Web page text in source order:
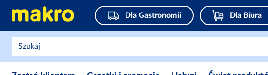
Dla Gastronomii Dla Biura